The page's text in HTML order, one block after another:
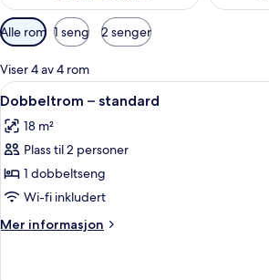
Tilgjengelige
filtre
for
rom
Alle rom 1 seng 2 senger
Viser 4 av 4 rom
Åpne
alle
bildene
av
Dobbeltrom
–
standard
Safe på
5
Dobbeltrom – standard
18 m²
Plass til 2 personer
1 dobbeltseng
Wi-fi inkludert
Mer informasjon
Mer